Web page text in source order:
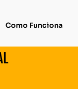
Como Funciona